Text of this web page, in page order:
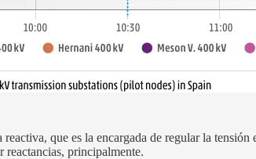
que es la encargada de regular la
reactancias, principalmente.